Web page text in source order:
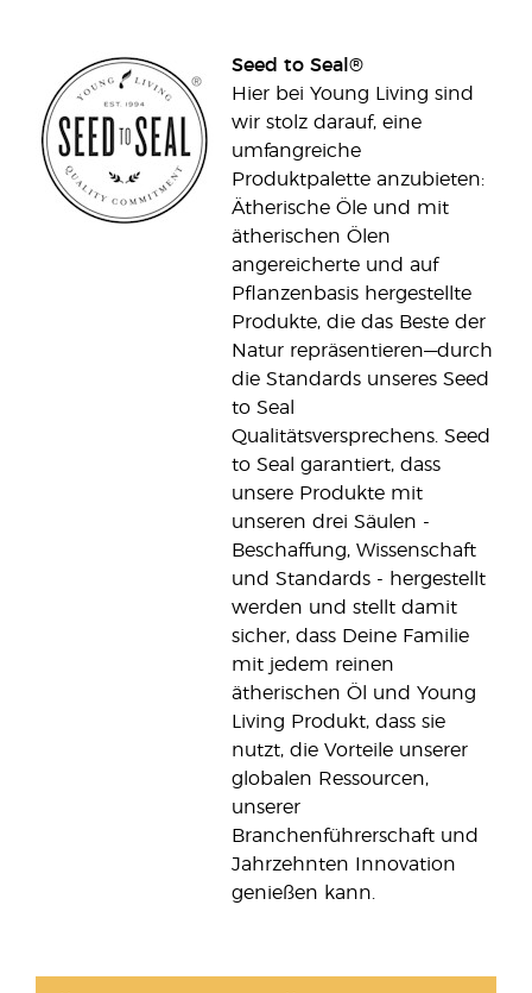
Seed to Seal®
Hier bei Young Living sind
wir stolz darauf, eine
umfangreiche
Produktpalette anzubieten:
Ätherische Öle und mit
ätherischen Ölen
angereicherte und auf
Pflanzenbasis hergestellte
Produkte, die das Beste der
Natur repräsentieren—durch
die Standards unseres Seed
to Seal
Qualitätsversprechens. Seed
to Seal garantiert, dass
unsere Produkte mit
unseren drei Säulen -
Beschaffung, Wissenschaft
und Standards - hergestellt
werden und stellt damit
sicher, dass Deine Familie
mit jedem reinen
ätherischen Öl und Young
Living Produkt, dass sie
nutzt, die Vorteile unserer
globalen Ressourcen,
unserer
Branchenführerschaft und
Jahrzehnten Innovation
genießen kann.